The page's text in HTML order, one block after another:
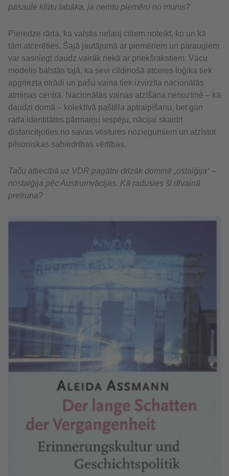
pasaule kļūtu labāka, ja ņemtu piemēru no mums?
Pieredze rāda, ka valstis neļauj citiem noteikt, ko un kā
tām atcerēties. Šajā jautājumā ar piemēriem un paraugiem
var sasniegt daudz vairāk nekā ar priekšrakstiem. Vācu
modelis balstās tajā, ka sevi cildinošā atceres loģika tiek
apgriezta otrādi un pašu vaina tiek izvirzīta nacionālās
atmiņas centrā. Nacionālās vainas atzīšana nenozīmē – kā
daudzi domā – kolektīvā paštēla aptraipīšanu, bet gan
rada identitātes pārmaiņu iespēju, nācijai skaidri
distancējoties no savas vēstures noziegumiem un atzīstot
pilsoniskas sabiedrības vērtības.
Taču attiecībā uz VDR pagātni drīzāk dominē „ostalģija“ –
nostalģija pēc Austrumvācijas. Kā radusies šī dīvainā
pretruna?